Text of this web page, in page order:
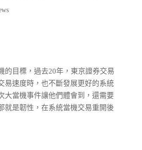
的目標，過去20年，東京證券交易
易速度時，也不斷發展更好的系統
大當機事件讓他們體會到，還需要
就是韌性，在系統當機交易重開後